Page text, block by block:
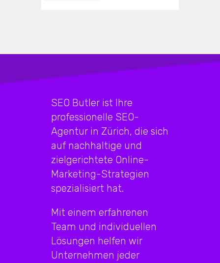
SEO Butler ist Ihre
professionelle SEO-
Agentur in Zürich, die sich
auf nachhaltige und
zielgerichtete Online-
Marketing-Strategien
spezialisiert hat.
Mit einem erfahrenen
Team und individuellen
Lösungen helfen wir
Unternehmen jeder